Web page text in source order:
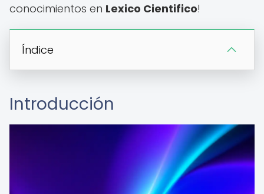
conocimientos en Lexico Cientifico!
Índice
Introducción